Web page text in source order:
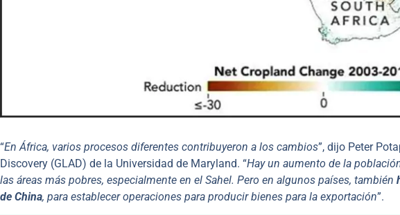
“En África, varios procesos diferentes contribuyeron a los cambios”, dijo Peter
Discovery (GLAD) de la Universidad de Maryland. “Hay un aumento de la
las áreas más pobres, especialmente en el Sahel. Pero en algunos países, también
de China, para establecer operaciones para producir bienes para la exportación”.